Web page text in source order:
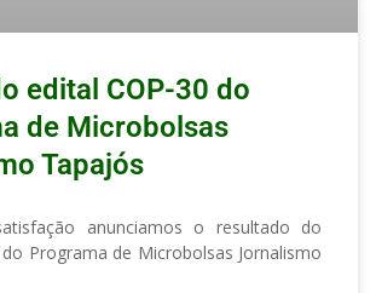
edital COP-30 do
de Microbolsas
Tapajós
anunciamos o resultado do
Programa de Microbolsas Jornalismo